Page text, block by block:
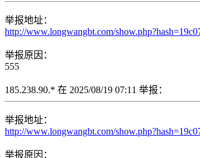
举报地址：
http://www.longwangbt.com/
举报原因：
555
185.238.90.* 在 2025/08/19 07:11 举报：
举报地址：
http://www.longwangbt.com/
举报原因：